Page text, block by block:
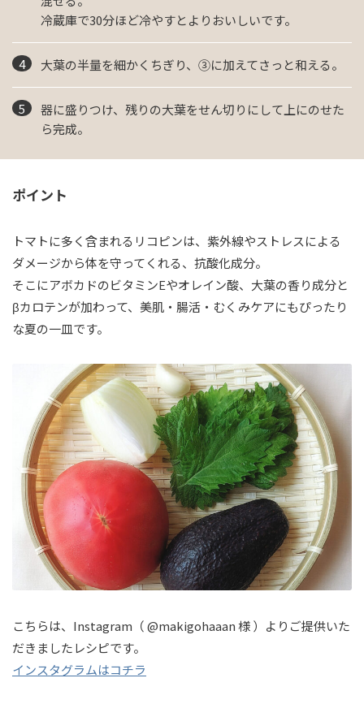
冷蔵庫で30分ほど冷やすとよりおいしいです。
大葉の半量を細かくちぎり、③に加えてさっと和える。
器に盛りつけ、残りの大葉をせん切りにして上にのせた
ら完成。
ポイント
トマトに多く含まれるリコピンは、紫外線やストレスによる
ダメージから体を守ってくれる、抗酸化成分。
そこにアボカドのビタミンEやオレイン酸、大葉の香り成分と
βカロテンが加わって、美肌・腸活・むくみケアにもぴったり
な夏の一皿です。
こちらは、Instagram（ @makigohaaan 様 ）よりご提供いた
だきましたレシピです。
インスタグラムはコチラ